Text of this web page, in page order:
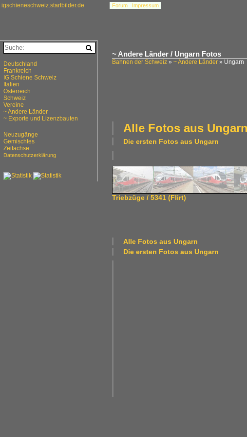
igschieneschweiz.startbilder.de Forum Impressum
~ Andere Länder / Ungarn Fotos
Bahnen der Schweiz » ~ Andere Länder » Ungarn
Alle Fotos aus Ungarn
Die ersten Fotos aus Ungarn
Triebzüge / 5341 (Flirt)
Alle Fotos aus Ungarn
Die ersten Fotos aus Ungarn
Deutschland
Frankreich
IG Schiene Schweiz
Italien
Österreich
Schweiz
Vereine
~ Andere Länder
~ Exporte und Lizenzbauten
Neuzugänge
Gemischtes
Zeitachse
Datenschutzerklärung